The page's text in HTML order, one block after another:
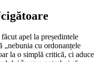
apel la președintele
„nebunia cu ordonanțele
la o simplă critică, ci aduce